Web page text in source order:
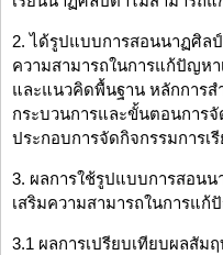
2. ได้รูปแบบการสอนนาฏศิล
ความสามารถในการแก้ปัญห
และแนวคิดพื้นฐาน หลักการ
กระบวนการและขั้นตอนการจั
ประกอบการจัดกิจกรรมการเ
3. ผลการใช้รูปแบบการสอน
เสริมความสามารถในการแก้
3.1 ผลการเปรียบเทียบผลสัม